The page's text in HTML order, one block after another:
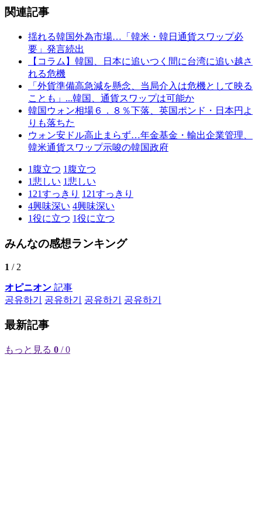
関連記事
揺れる韓国外為市場…「韓米・韓日通貨スワップ必
要」発言続出
【コラム】韓国、日本に追いつく間に台湾に追い越さ
れる危機
「外貨準備高急減を懸念、当局介入は危機として映る
ことも」...韓国、通貨スワップは可能か
韓国ウォン相場６．８％下落、英国ポンド・日本円よ
りも落ちた
ウォン安ドル高止まらず…年金基金・輸出企業管理、
韓米通貨スワップ示唆の韓国政府
1 腹立つ 1 腹立つ
1悲しい 1悲しい
121すっきり 121すっきり
4興味深い 4興味深い
1役に立つ 1役に立つ
みんなの感想ランキング
1 / 2
オピニオン 記事
공유하기
공유하기 공유하기 공유하기
最新記事
もっと見る 0 / 0